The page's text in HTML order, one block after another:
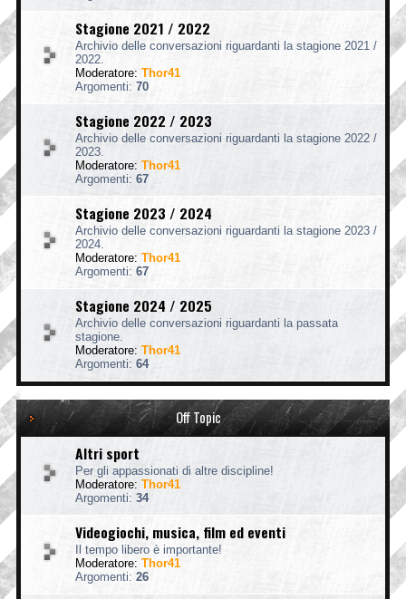
Stagione 2021 / 2022
Archivio delle conversazioni riguardanti la stagione 2021 /
2022.
Moderatore: Thor41
Argomenti: 70
Stagione 2022 / 2023
Archivio delle conversazioni riguardanti la stagione 2022 /
2023.
Moderatore: Thor41
Argomenti: 67
Stagione 2023 / 2024
Archivio delle conversazioni riguardanti la stagione 2023 /
2024.
Moderatore: Thor41
Argomenti: 67
Stagione 2024 / 2025
Archivio delle conversazioni riguardanti la passata
stagione.
Moderatore: Thor41
Argomenti: 64
Off Topic
Altri sport
Per gli appassionati di altre discipline!
Moderatore: Thor41
Argomenti: 34
Videogiochi, musica, film ed eventi
Il tempo libero è importante!
Moderatore: Thor41
Argomenti: 26